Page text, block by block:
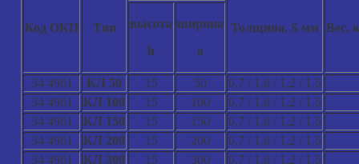
Код ОКП Тип Толщина, S мм Вес,
высота
h
ширина
a
34 4961 КЛ 50 15 50 0,7 / 1,0 / 1,2 / 1,5
34 4961
КЛ 100 15 100 0,7 / 1,0 / 1,2 / 1,5
34 4961
КЛ 150 15 150 0,7 / 1,0 / 1,2 / 1,5
34 4961
КЛ 200 15 200 0,7 / 1,0 / 1,2 / 1,5
34 4961
КЛ 300 15 300 0,7 / 1,0 / 1,2 / 1,5